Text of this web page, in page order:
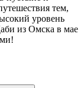
тем,
уровень
из Омска в мае